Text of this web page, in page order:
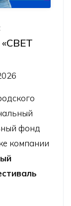
фонд
компании